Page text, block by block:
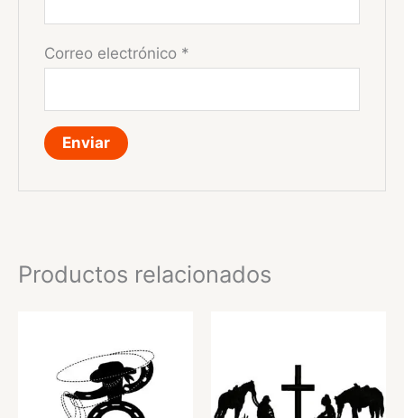
Correo electrónico *
Productos relacionados